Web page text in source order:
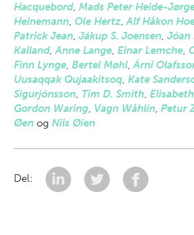
Hacquebord, Mads Peter Heide-
Heinemann, Ole Hertz,Alf Håkon
Patrick Jean, Jákup S. Joensen, Jóan
Kalland,Anne Lange, Einar Lemche,
Finn Lynge, Bertel Møhl,Árni
Uusaqqak Qujaakitsoq, Kate
Sigurjónsson, Tim D. Smith,
Gordon Waring, Vagn Wåhlin, Petur
Øen og Nils Øien
Del: